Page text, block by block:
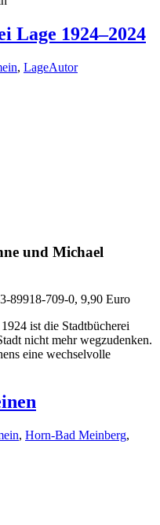
Lage 1924–2024
, LageAutor
und Michael
89918-709-0, 9,90 Euro
ist die Stadtbücherei
nicht mehr wegzudenken.
eine wechselvolle
, Horn-Bad Meinberg,